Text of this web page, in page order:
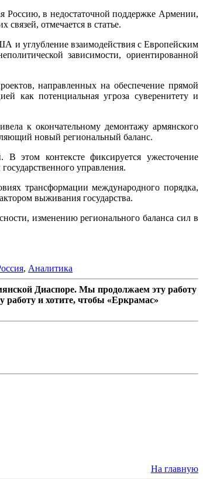
недостаточной поддержке Армении,
отмечается в статье.
и углубление взаимодействия с Европейским
зависимости, ориентированной
направленных на обеспечение прямой
как потенциальная угроза суверенитету и
к окончательному демонтажу армянского
новый региональный баланс.
этом контексте фиксируется ужесточение
управления.
трансформации международного порядка,
выживания государства.
изменению регионального баланса сил в
, Аналитика
Диаспоре. Мы продолжаем эту работу
работу и хотите, чтобы «Еркрамас»
На главную